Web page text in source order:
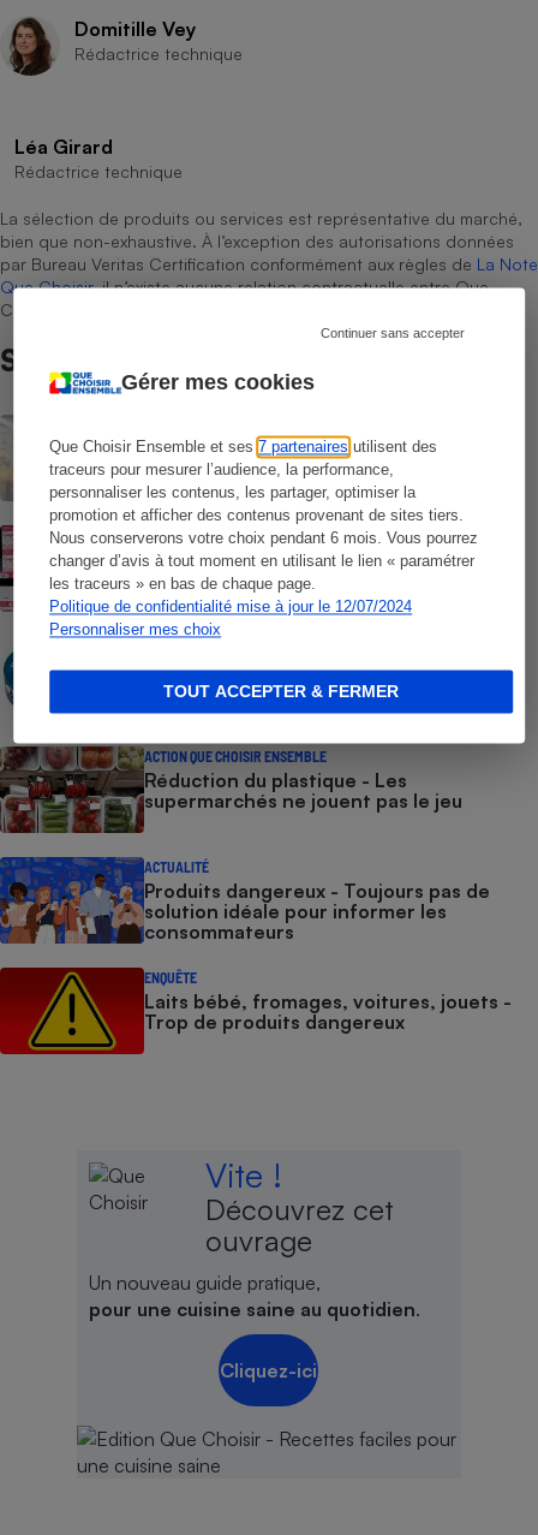
Gérer mes cookies
Que Choisir Ensemble et ses7 partenaires utilisent des
traceurs pour mesurer l’audience, la performance,
personnaliser les contenus, les partager, optimiser la
promotion et afficher des contenus provenant de sites tiers.
Nous conserverons votre choix pendant 6 mois. Vous pourrez
changer d’avis à tout moment en utilisant le lien « paramétrer
les traceurs » en bas de chaque page.
Politique de confidentialité mise à jour le 12/07/2024
Personnaliser mes choix
Continuer sans accepter
TOUT ACCEPTER & FERMER
Domitille Vey
Rédactrice technique
Léa Girard
Rédactrice technique
La sélection de produits ou services est représentative du marché,
bien que non-exhaustive. À l’exception des autorisations données
par Bureau Veritas Certification conformément aux règles de La Note
Que Choisir, il n’existe aucune relation contractuelle entre Que
Choisir Ensemble et les professionnels référencés.
Sur le même sujet
Rappel Lidl : des œufs contaminés par la
salmonelle
ACTUALITÉ
Laits infantiles contaminés - Les
fabricants et l’État ont été défaillants
Mercure dans le thon - On a fait le test
des conserves Petit Navire
ACTION QUE CHOISIR ENSEMBLE
Réduction du plastique - Les
supermarchés ne jouent pas le jeu
ACTUALITÉ
Produits dangereux - Toujours pas de
solution idéale pour informer les
consommateurs
ENQUÊTE
Laits bébé, fromages, voitures, jouets -
Trop de produits dangereux
Vite !
Découvrez cet
ouvrage
Un nouveau guide pratique,
pour une cuisine saine au quotidien.
Cliquez-ici